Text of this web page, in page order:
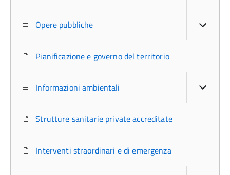
Opere pubbliche
Pianificazione e governo del territorio
Informazioni ambientali
Strutture sanitarie private accreditate
Interventi straordinari e di emergenza